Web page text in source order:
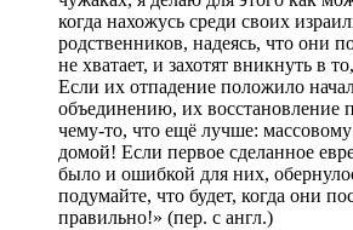
когда нахожусь среди своих
родственников, надеясь, что они
не хватает, и захотят вникнуть в
Если их отпадение положило
объединению, их восстановление
чему-то, что ещё лучше:
домой! Если первое сделанное
было и ошибкой для них,
подумайте, что будет, когда они
правильно!» (пер. с англ.)